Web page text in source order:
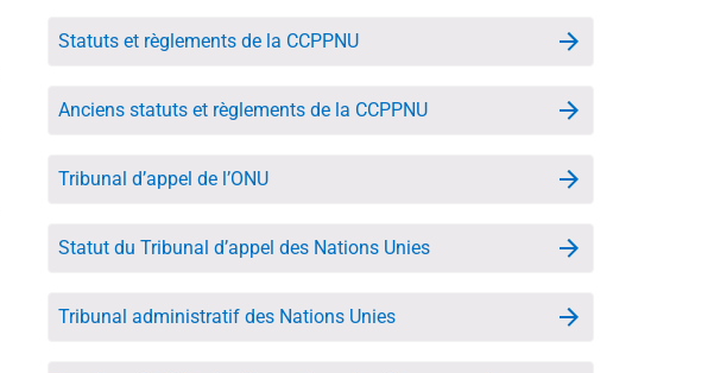
Statuts et règlements de la CCPPNU
Anciens statuts et règlements de la CCPPNU
Tribunal d’appel de l’ONU
Statut du Tribunal d’appel des Nations Unies
Tribunal administratif des Nations Unies